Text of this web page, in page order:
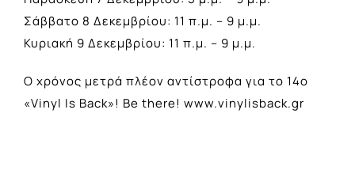
Σάββατο 8 Δεκεμβρίου: 11 π.μ. – 9 μ.μ.
Κυριακή 9 Δεκεμβρίου: 11 π.μ. – 9 μ.μ.
Ο χρόνος μετρά πλέον αντίστροφα για το 14ο
«Vinyl Is Back»! Be there! www.vinylisback.gr